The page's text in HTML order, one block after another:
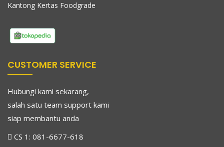
Kantong Kertas Foodgrade
CUSTOMER SERVICE
Hubungi kami sekarang,
salah satu team support kami
siap membantu anda
CS 1: 081-6677-618